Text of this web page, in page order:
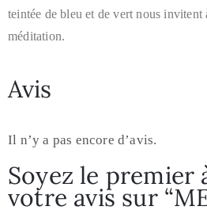
teintée de bleu et de vert nous invitent
méditation.
Avis
Il n’y a pas encore d’avis.
Soyez le premier
votre avis sur